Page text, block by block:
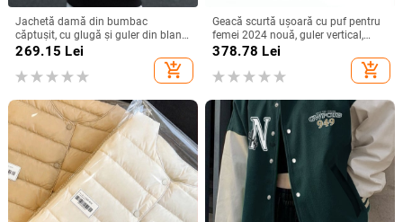
Jachetă damă din bumbac
căptușit, cu glugă și guler din blană,
croială scurtă, închidere cu fermoar,
croială lejeră, pentru iarna 2025
269.15 Lei
add_shopping_cart
Geacă scurtă ușoară cu puf pentru
femei 2024 nouă, guler vertical,
glugă, mărimea 90, haină de iarnă
378.78 Lei
add_shopping_cart